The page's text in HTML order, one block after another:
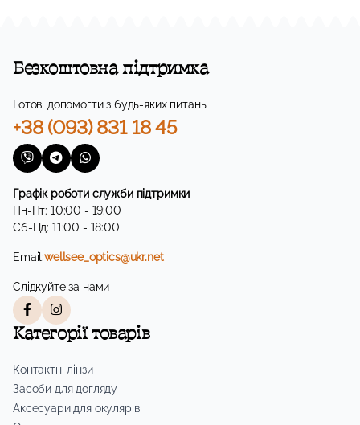
Безкоштовна підтримка
Готові допомогти з будь-яких питань
+38 (093) 831 18 45
Графік роботи служби підтримки
Пн-Пт: 10:00 - 19:00
Сб-Нд: 11:00 - 18:00
Email:wellsee_optics@ukr.net
Слідкуйте за нами
Категорії товарів
Контактні лінзи
Засоби для догляду
Аксесуари для окулярів